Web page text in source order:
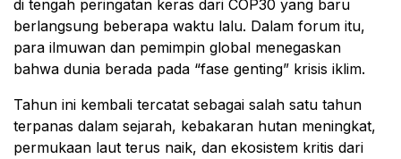
di tengah peringatan keras dari COP30 yang baru
berlangsung beberapa waktu lalu. Dalam forum itu,
para ilmuwan dan pemimpin global menegaskan
bahwa dunia berada pada “fase genting” krisis iklim.
Tahun ini kembali tercatat sebagai salah satu tahun
terpanas dalam sejarah, kebakaran hutan meningkat,
permukaan laut terus naik, dan ekosistem kritis dari